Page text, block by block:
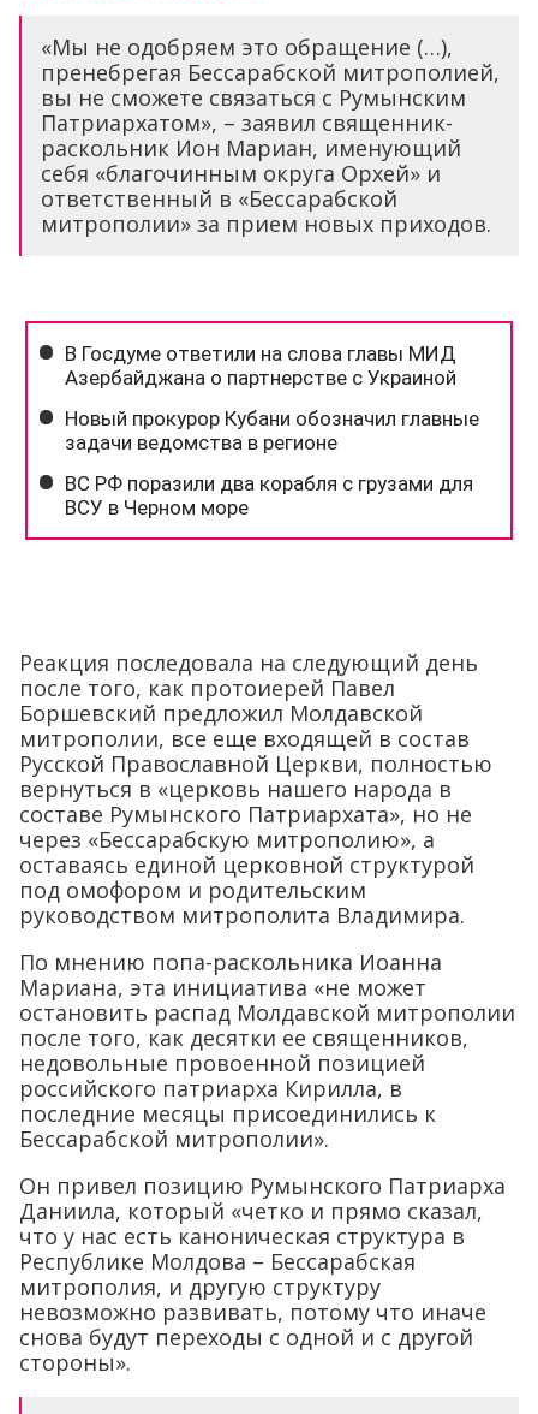
«Мы не одобряем это обращение (…),
пренебрегая Бессарабской митрополией,
вы не сможете связаться с Румынским
Патриархатом», – заявил священник-
раскольник Ион Мариан, именующий
себя «благочинным округа Орхей» и
ответственный в «Бессарабской
митрополии» за прием новых приходов.
Реакция последовала на следующий день
после того, как протоиерей Павел
Боршевский предложил Молдавской
митрополии, все еще входящей в состав
Русской Православной Церкви, полностью
вернуться в «церковь нашего народа в
составе Румынского Патриархата», но не
через «Бессарабскую митрополию», а
оставаясь единой церковной структурой
под омофором и родительским
руководством митрополита Владимира.
По мнению попа-раскольника Иоанна
Мариана, эта инициатива «не может
остановить распад Молдавской митрополии
после того, как десятки ее священников,
недовольные провоенной позицией
российского патриарха Кирилла, в
последние месяцы присоединились к
Бессарабской митрополии».
Он привел позицию Румынского Патриарха
Даниила, который «четко и прямо сказал,
что у нас есть каноническая структура в
Республике Молдова – Бессарабская
митрополия, и другую структуру
невозможно развивать, потому что иначе
снова будут переходы с одной и с другой
стороны».